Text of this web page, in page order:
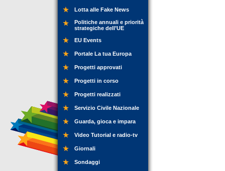
Lotta alle Fake News
Politiche annuali e priorità
strategiche dell’UE
EU Events
Portale La tua Europa
Progetti approvati
Progetti in corso
Progetti realizzati
Servizio Civile Nazionale
Guarda, gioca e impara
Video Tutorial e radio-tv
Giornali
Sondaggi